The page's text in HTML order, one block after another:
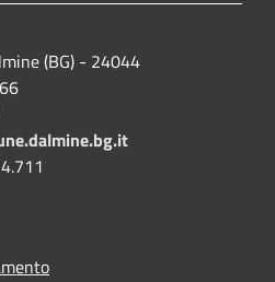
(BG) - 24044